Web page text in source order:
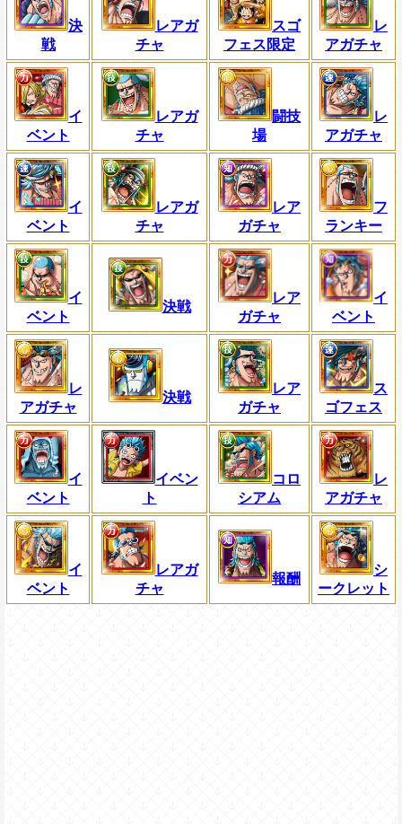
決
戦
レアガ
チャ
スゴ
フェス限定
レ
アガチャ
イ
ベント
レアガ
チャ
闘技
場
レ
アガチャ
イ
ベント
レアガ
チャ
レア
ガチャ
フ
ランキー
イ
ベント
決戦
レア
ガチャ
イ
ベント
レ
アガチャ
決戦
レア
ガチャ
ス
ゴフェス
イ
ベント
イベン
ト
コロ
シアム
レ
アガチャ
イ
ベント
レアガ
チャ
報酬
シ
ークレット